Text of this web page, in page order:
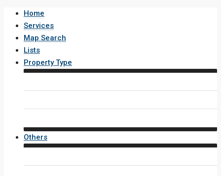
Home
Services
Map Search
Lists
Property Type
Others